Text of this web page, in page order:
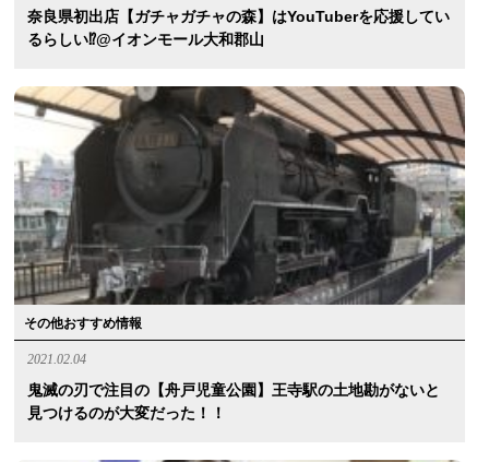
奈良県初出店【ガチャガチャの森】はYouTuberを応援してい
るらしい⁉︎@イオンモール大和郡山
その他おすすめ情報
2021.02.04
鬼滅の刃で注目の【舟戸児童公園】王寺駅の土地勘がないと
見つけるのが大変だった！！